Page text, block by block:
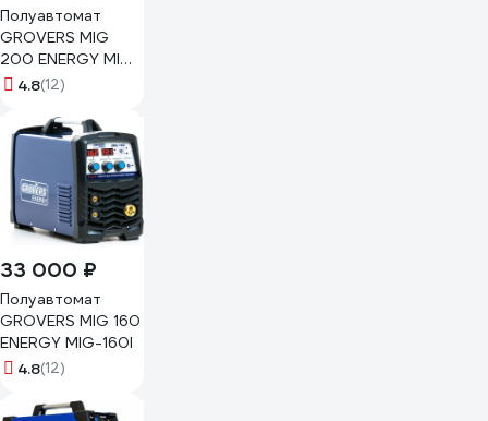
Полуавтомат
GROVERS MIG
200 ENERGY MIG-
250I
4.8(12)
33 000 ₽
Полуавтомат
GROVERS MIG 160
ENERGY MIG-160I
4.8(12)